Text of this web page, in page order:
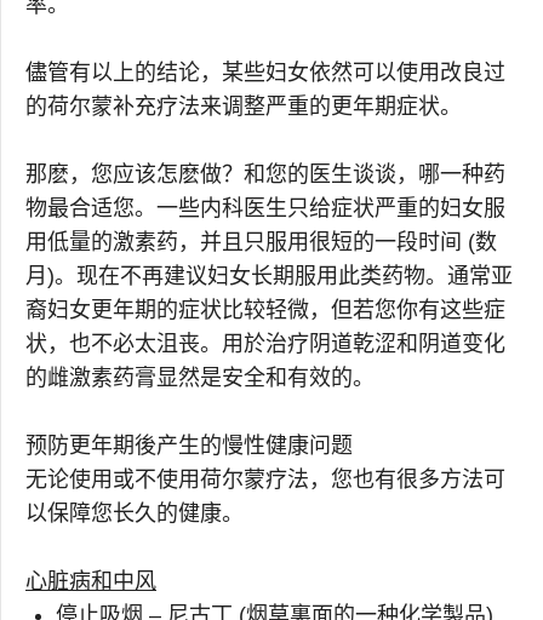
率。
儘管有以上的结论，某些妇女依然可以使用改良过
的荷尔蒙补充疗法来调整严重的更年期症状。
那麽，您应该怎麽做？和您的医生谈谈，哪一种药
物最合适您。一些内科医生只给症状严重的妇女服
用低量的激素药，并且只服用很短的一段时间 (数
月)。现在不再建议妇女长期服用此类药物。通常亚
裔妇女更年期的症状比较轻微，但若您你有这些症
状，也不必太沮丧。用於治疗阴道乾涩和阴道变化
的雌激素药膏显然是安全和有效的。
预防更年期後产生的慢性健康问题
无论使用或不使用荷尔蒙疗法，您也有很多方法可
以保障您长久的健康。
心脏病和中风
停止吸烟 – 尼古丁 (烟草裏面的一种化学製品)